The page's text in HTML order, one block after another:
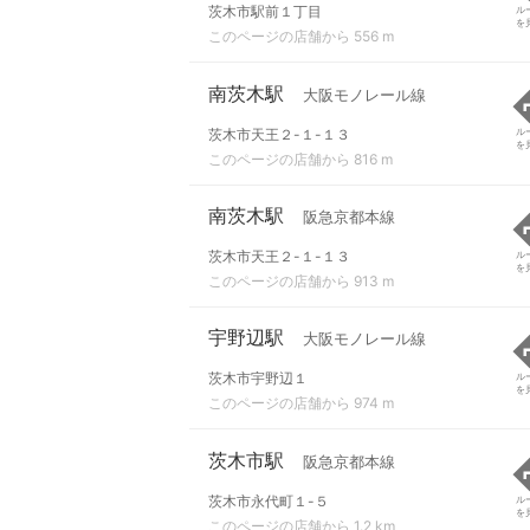
茨木市駅前１丁目
このページの店舗から 556 m
ル
を
南茨木駅 大阪モノレール線
茨木市天王２-１-１３
このページの店舗から 816 m
ル
を
南茨木駅 阪急京都本線
茨木市天王２-１-１３
このページの店舗から 913 m
ル
を
宇野辺駅 大阪モノレール線
茨木市宇野辺１
このページの店舗から 974 m
ル
を
茨木市駅 阪急京都本線
茨木市永代町１-５
このページの店舗から 1.2 km
ル
を